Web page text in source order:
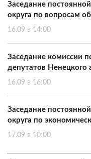
Заседание
округа по вопросам
16.09 в 14:00
Заседание комиссии
депутатов Ненецкого
16.09 в 16:00
Заседание
округа по
17.09 в 10:00